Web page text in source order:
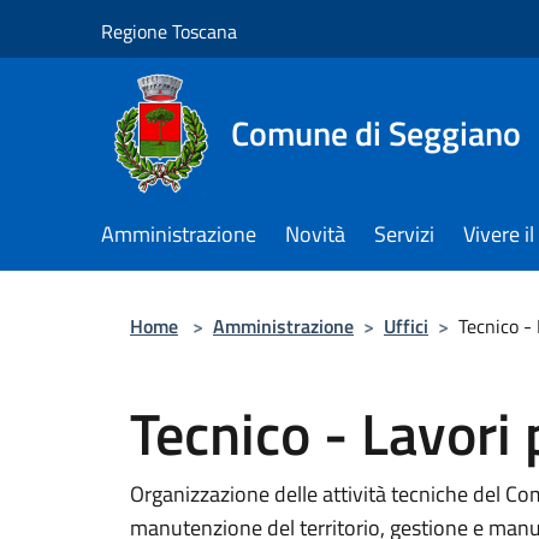
Regione Toscana
Comune di Seggiano
Amministrazione Novità Servizi Vivere
Home > Amministrazione > Uffici > Tecnico
Tecnico -
Organizzazione delle attività tecniche del
manutenzione del territorio, gestione e